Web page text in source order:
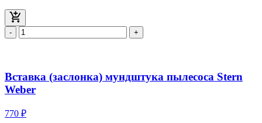
- +
Вставка (заслонка) мундштука пылесоса Stern
Weber
770 ₽